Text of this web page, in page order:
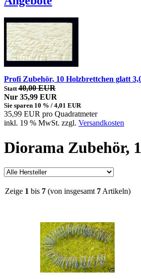
Profi Zubehör, 10 Holzbrettchen glatt
Statt40,00 EUR
Nur 35,99 EUR
Sie sparen 10 % / 4,01 EUR
35,99 EUR pro Quadratmeter
inkl. 19 % MwSt. zzgl. Versandkosten
Diorama Zubehör,
Zeige 1 bis 7 (von insgesamt 7 Artikeln)